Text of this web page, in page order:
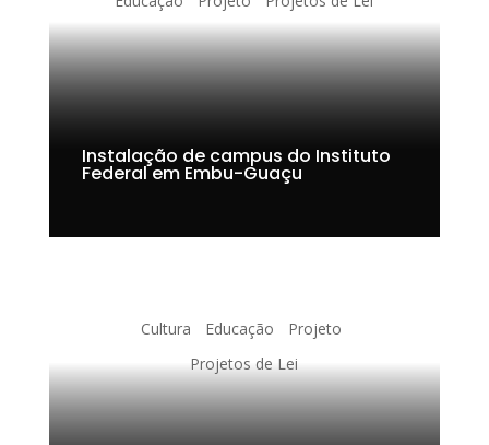
Instalação de campus do Instituto
Federal em Embu-Guaçu
Cultura Educação
Projeto
Projetos de Lei